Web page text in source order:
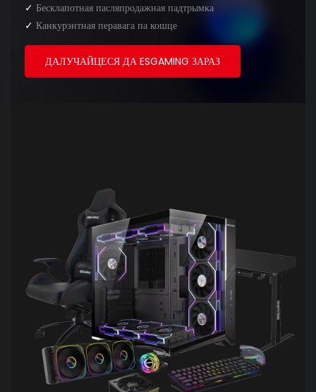
✓ Бесклапотная пасляпродажная падтрымка
✓ Канкурэнтная перавага па кошце
ДАЛУЧАЙЦЕСЯ ДА ESGAMING ЗАРАЗ